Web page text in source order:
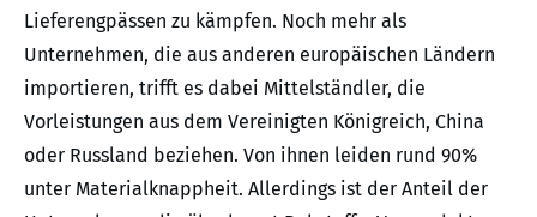
Lieferengpässen zu kämpfen. Noch mehr als
Unternehmen, die aus anderen europäischen Ländern
importieren, trifft es dabei Mittelständler, die
Vorleistungen aus dem Vereinigten Königreich, China
oder Russland beziehen. Von ihnen leiden rund 90%
unter Materialknappheit. Allerdings ist der Anteil der